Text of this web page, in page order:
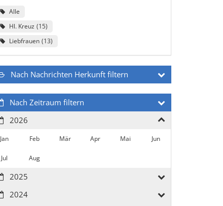
Alle
Hl. Kreuz 15
Liebfrauen 13
Nach Nachrichten Herkunft filtern
Nach Zeitraum filtern
2026
Jan Feb Mär Apr Mai Jun
Jul Aug
2025
2024